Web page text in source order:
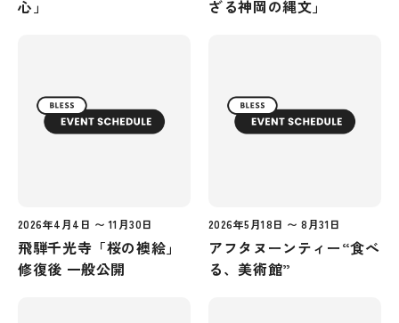
心」
ざる神岡の縄文」
2026年4月4日 〜 11月30日
飛騨千光寺「桜の襖絵」
修復後 一般公開
2026年5月18日 〜 8月31日
アフタヌーンティー“食べ
る、美術館”